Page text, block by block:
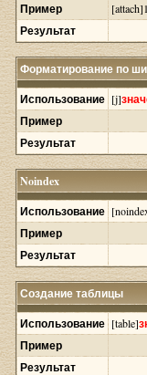
Пример
Результат
Форматирование по
Использование [j]
Пример
Результат
Noindex
Использование
Пример
Результат
Создание таблицы
Использование [table]
Пример
Результат